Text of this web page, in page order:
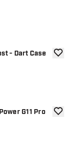
- Dart Case
G11 Pro